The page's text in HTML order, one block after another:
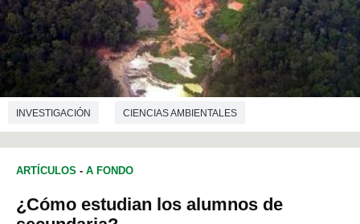
INVESTIGACIÓN CIENCIAS AMBIENTALES
ARTÍCULOS - A FONDO
¿Cómo estudian los alumnos de